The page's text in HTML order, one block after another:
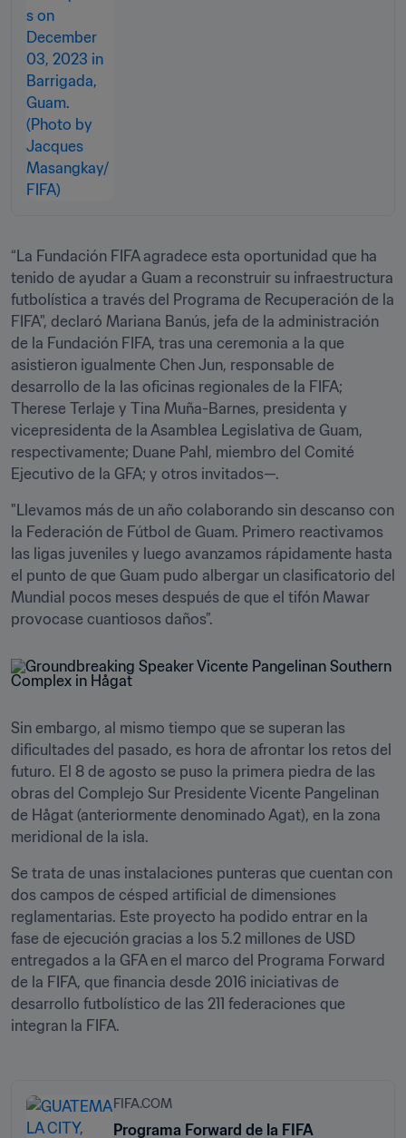
“La Fundación FIFA agradece esta oportunidad que ha
tenido de ayudar a Guam a reconstruir su infraestructura
futbolística a través del Programa de Recuperación de la
FIFA", declaró Mariana Banús, jefa de la administración
de la Fundación FIFA, tras una ceremonia a la que
asistieron igualmente Chen Jun, responsable de
desarrollo de la las oficinas regionales de la FIFA;
Therese Terlaje y Tina Muña-Barnes, presidenta y
vicepresidenta de la Asamblea Legislativa de Guam,
respectivamente; Duane Pahl, miembro del Comité
Ejecutivo de la GFA; y otros invitados—.
"Llevamos más de un año colaborando sin descanso con
la Federación de Fútbol de Guam. Primero reactivamos
las ligas juveniles y luego avanzamos rápidamente hasta
el punto de que Guam pudo albergar un clasificatorio del
Mundial pocos meses después de que el tifón Mawar
provocase cuantiosos daños”.
Sin embargo, al mismo tiempo que se superan las
dificultades del pasado, es hora de afrontar los retos del
futuro. El 8 de agosto se puso la primera piedra de las
obras del Complejo Sur Presidente Vicente Pangelinan
de Hågat (anteriormente denominado Agat), en la zona
meridional de la isla.
Se trata de unas instalaciones punteras que cuentan con
dos campos de césped artificial de dimensiones
reglamentarias. Este proyecto ha podido entrar en la
fase de ejecución gracias a los 5.2 millones de USD
entregados a la GFA en el marco del Programa Forward
de la FIFA, que financia desde 2016 iniciativas de
desarrollo futbolístico de las 211 federaciones que
integran la FIFA.
FIFA.COM
Programa Forward de la FIFA